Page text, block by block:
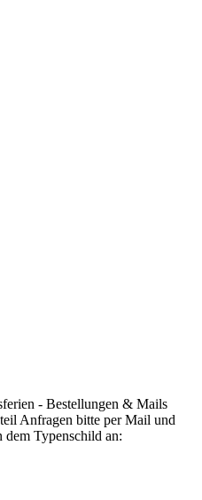
- Bestellungen & Mails
Anfragen bitte per Mail und
Typenschild an: